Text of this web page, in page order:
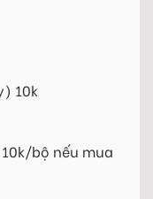
10k
bộ nếu mua